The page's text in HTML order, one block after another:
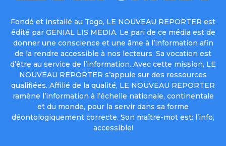
Fondé et installé au Togo, LE NOUVEAU REPORTER est
édité par GENIAL LIS MEDIA. Le pari de ce média est de
donner une conscience et une âme à l’information afin
de la rendre accessible à nos lecteurs. Sa vocation est
d’être au service de l’information. Avec cette mission, LE
NOUVEAU REPORTER s’appuie sur des ressources
qualifiées. Affilié de la qualité, LE NOUVEAU REPORTER
ramène l’information à l’échelle nationale, continentale
et du monde, pour la servir dans sa forme
déontologiquement correcte. Son maître-mot est: l’info,
accessible!